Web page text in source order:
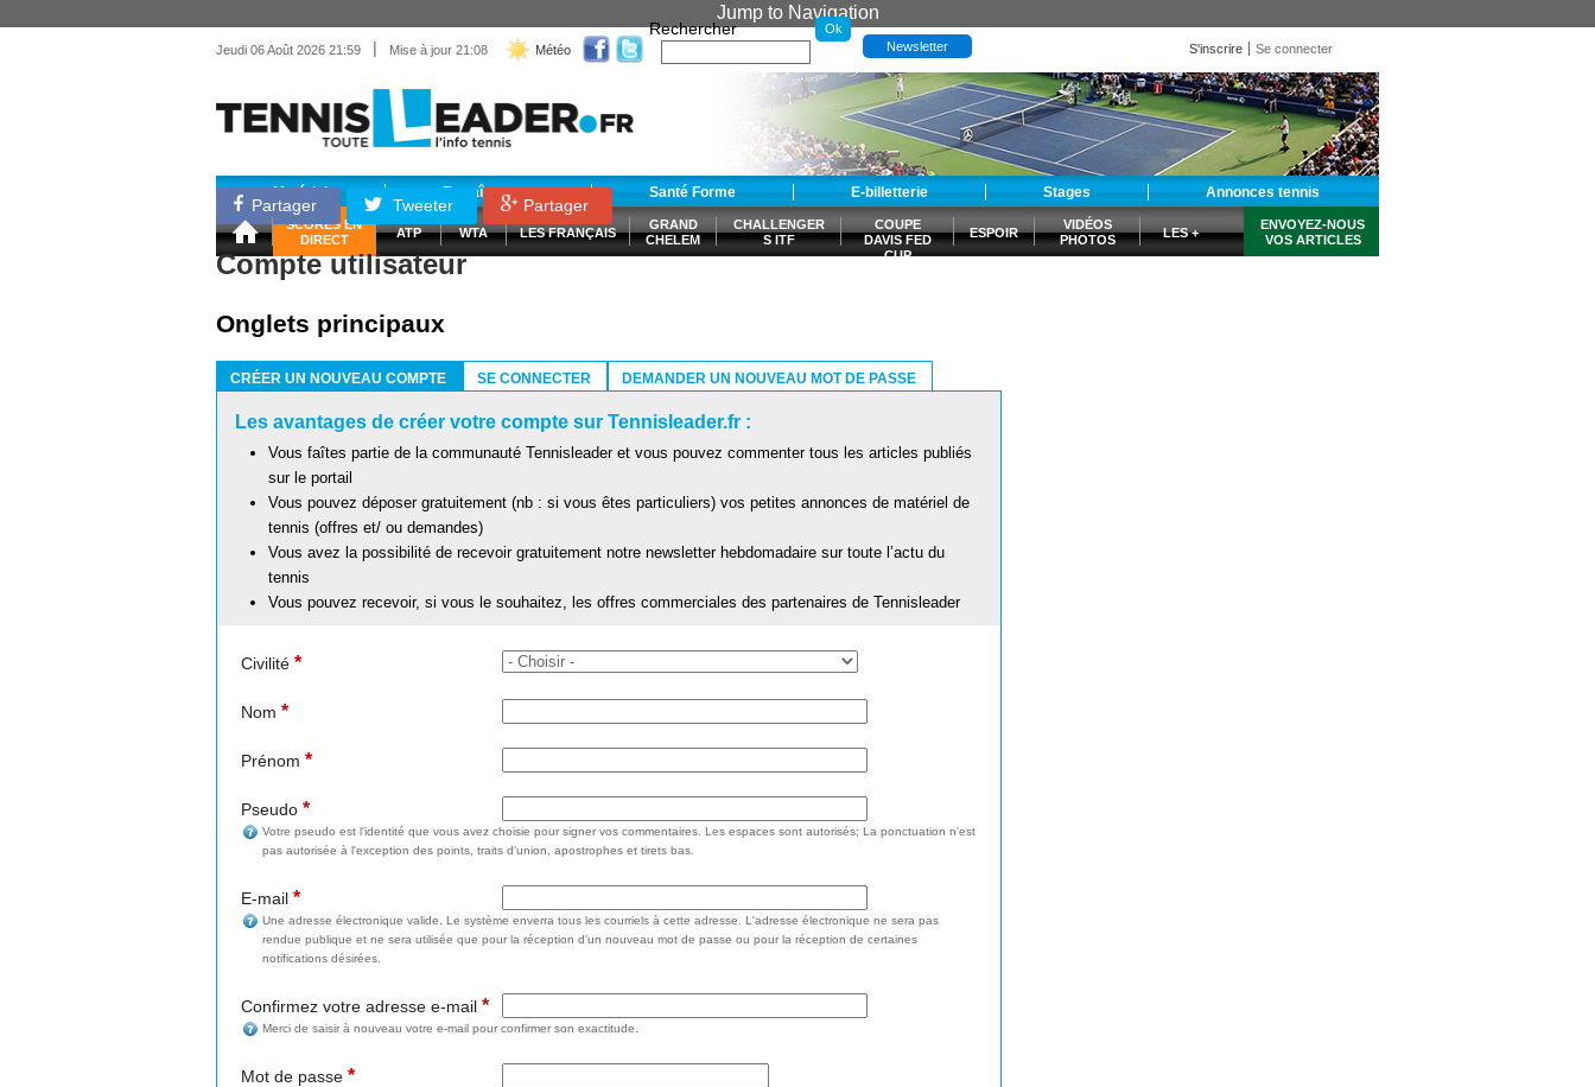
Jump to Navigation
Jeudi 06 Août 2026 21:59 | Mise à jour 21:08 Météo
Rechercher
Newsletter S'inscrire Se connecter
Matériel Entraînement Santé Forme E-billetterie Stages Annonces tennis
SCORES EN
DIRECT
ATP WTA LES FRANÇAIS
GRAND
CHELEM
CHALLENGER
S ITF
COUPE
DAVIS FED
CUP
ESPOIR
VIDÉOS
PHOTOS
LES +
ENVOYEZ-NOUS
VOS ARTICLES
Partager Tweeter Partager
Compte utilisateur
Onglets principaux
CRÉER UN NOUVEAU COMPTE
SE CONNECTER DEMANDER UN NOUVEAU MOT DE PASSE
Les avantages de créer votre compte sur Tennisleader.fr :
Vous faîtes partie de la communauté Tennisleader et vous pouvez commenter tous les articles publiés
sur le portail
Vous pouvez déposer gratuitement (nb : si vous êtes particuliers) vos petites annonces de matériel de
tennis (offres et/ ou demandes)
Vous avez la possibilité de recevoir gratuitement notre newsletter hebdomadaire sur toute l’actu du
tennis
Vous pouvez recevoir, si vous le souhaitez, les offres commerciales des partenaires de Tennisleader
Civilité *
Nom *
Prénom *
Pseudo *
Votre pseudo est l'identité que vous avez choisie pour signer vos commentaires. Les espaces sont autorisés; La ponctuation n'est
pas autorisée à l'exception des points, traits d'union, apostrophes et tirets bas.
E-mail *
Une adresse électronique valide. Le système enverra tous les courriels à cette adresse. L'adresse électronique ne sera pas
rendue publique et ne sera utilisée que pour la réception d'un nouveau mot de passe ou pour la réception de certaines
notifications désirées.
Confirmez votre adresse e-mail *
Merci de saisir à nouveau votre e-mail pour confirmer son exactitude.
Mot de passe *